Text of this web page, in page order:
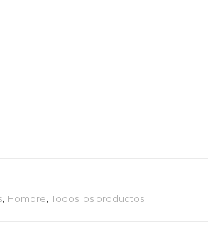
, Hombre, Todos los productos